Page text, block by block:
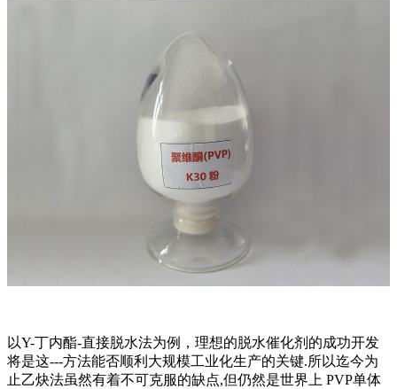
以Y-丁内酯-直接脱水法为例，理想的脱水催化剂的成功开发
将是这---方法能否顺利大规模工业化生产的关键.所以迄今为
止乙炔法虽然有着不可克服的缺点,但仍然是世界上 PVP单体